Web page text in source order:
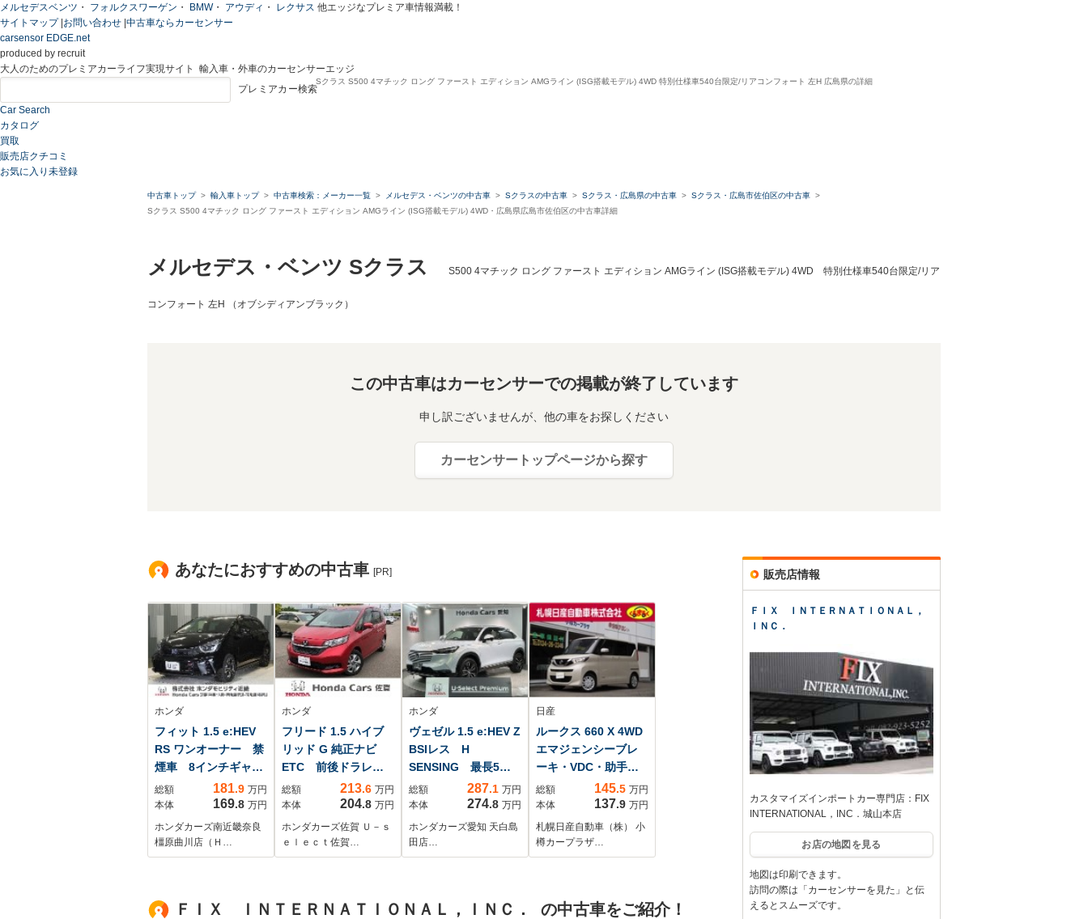
メルセデスベンツ ・ フォルクスワーゲン ・ BMW・ アウディ ・ レクサス 他エッジなプレミア車情報満載！
サイトマップ| お問い合わせ 中古車ならカーセンサー
carsensor EDGE.net
produced by recruit
大人のためのプレミアカーライフ実現サイト 輸入車・外車のカーセンサーエッジ
プレミアカー検索
Car Search
カタログ
買取
販売店クチコミ
お気に入り 未登録
Sクラス S500 4マチック ロング ファースト エディション AMGライン (ISG搭載モデル) 4WD 特別仕様車540台限定/リアコンフォート 左H 広島県の詳細
中古車トップ 輸入車トップ 中古車検索：メーカー一覧 メルセデス・ベンツの中古車 Sクラスの中古車 Sクラス・広島県の中古車
Sクラス・広島市佐伯区の中古車
Sクラス S500 4マチック ロング ファースト エディション AMGライン (ISG搭載モデル) 4WD・広島県広島市佐伯区の中古車詳細
メルセデス・ベンツ Sクラス S500 4マチック ロング ファースト エディション AMGライン (ISG搭載モデル) 4WD 特別仕様車540台限定/リア
コンフォート 左H （オブシディアンブラック）
この中古車はカーセンサーでの掲載が終了しています
申し訳ございませんが、他の車をお探しください
カーセンサートップページから探す
あなたにおすすめの中古車 [PR]
ホンダ
フィット 1.5 e:HEV
RS ワンオーナー 禁
煙車 8インチギャザ
ーズメモリー フル
セグ CD/DVD LED
ヘッドライト
ETC リアカメラ
前後ドライブレコー
エアバック パドル
総額 181.9 万円
本体
169.8 万円
ホンダカーズ南近畿奈良
橿原曲川店（Ｈ…
ホンダ
フリード 1.5 ハイブ
リッド G 純正ナビ
ETC 前後ドラレ
コ LED シートヒ
ーター
総額 213.6 万円
本体
204.8 万円
ホンダカーズ佐賀 Ｕ－ｓ
ｅｌｅｃｔ佐賀…
ホンダ
ヴェゼル 1.5 e:HEV Z
BSIレス H
SENSING 最長5年
保証 ワンオ-ナ- ナ
ビVXU-235VZi TV
Rカメラ CD録音
BTオ-ディオ DVD
ドラレコ ETC
総額 287.1 万円
本体
274.8 万円
ホンダカーズ愛知 天白島
田店…
日産
ルークス 660 X 4WD
エマジェンシーブレ
ーキ・VDC・助手席
側オートスライドド
ア・アラウンドビュ
ーモニター・フロン
ト&バックソナー・踏
み間違い衝突防止ア
総額 145.5 万円
本体
137.9 万円
札幌日産自動車（株） 小
樽カープラザ…
ＦＩＸ ＩＮＴＥＲＮＡＴＩＯＮＡＬ，ＩＮＣ． の中古車をご紹介！
販売店情報
ＦＩＸ ＩＮＴＥＲＮＡＴＩＯＮＡＬ，
ＩＮＣ．
カスタマイズインポートカー専門店：FIX
INTERNATIONAL，INC．城山本店
お店の地図を見る
地図は印刷できます。
訪問の際は「カーセンサーを見た」と伝
えるとスムーズです。